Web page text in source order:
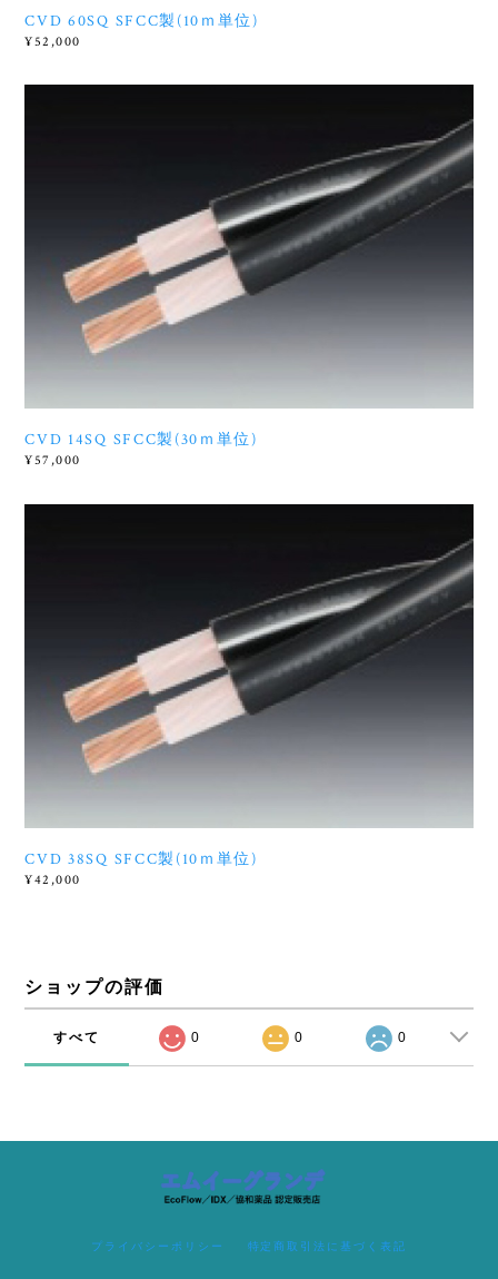
CVD 60SQ SFCC製(10ｍ単位)
¥52,000
CVD 14SQ SFCC製(30ｍ単位)
¥57,000
CVD 38SQ SFCC製(10ｍ単位)
¥42,000
ショップの評価
すべて 0 0 0
プライバシーポリシー 特定商取引法に基づく表記